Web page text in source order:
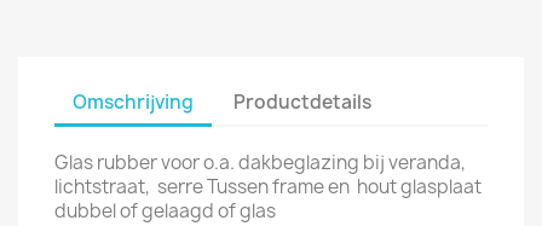
Omschrijving Productdetails
Glas rubber voor o.a. dakbeglazing bij veranda,
lichtstraat, serre Tussen frame en hout glasplaat
dubbel of gelaagd of glas